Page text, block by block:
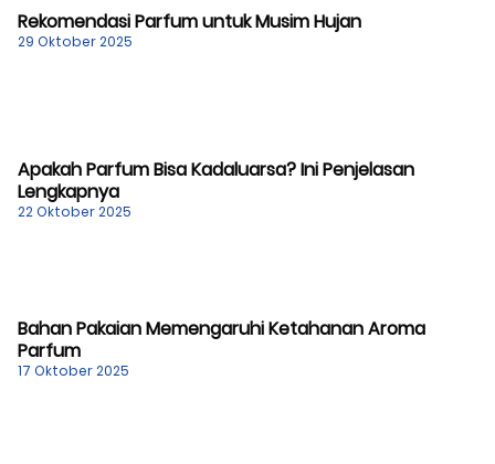
Rekomendasi Parfum untuk Musim Hujan
29 Oktober 2025
Apakah Parfum Bisa Kadaluarsa? Ini Penjelasan
Lengkapnya
22 Oktober 2025
Bahan Pakaian Memengaruhi Ketahanan Aroma
Parfum
17 Oktober 2025